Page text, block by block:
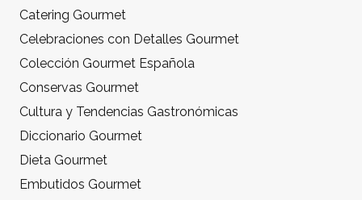
Catering Gourmet
Celebraciones con Detalles Gourmet
Colección Gourmet Española
Conservas Gourmet
Cultura y Tendencias Gastronómicas
Diccionario Gourmet
Dieta Gourmet
Embutidos Gourmet